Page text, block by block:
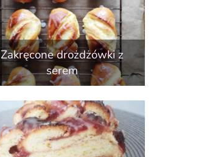
Zakręcone drożdżówki z
serem